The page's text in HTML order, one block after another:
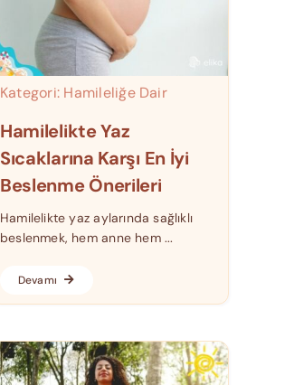
Kategori: Hamileliğe Dair
Hamilelikte Yaz
Sıcaklarına Karşı En İyi
Beslenme Önerileri
Hamilelikte yaz aylarında sağlıklı
beslenmek, hem anne hem ...
Devamı